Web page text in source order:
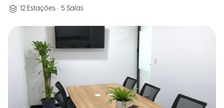
12 Estações • 5 Salas